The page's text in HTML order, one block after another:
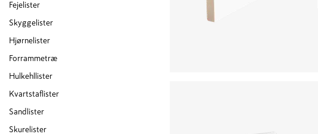
Fejelister
Skyggelister
Hjørnelister
Forrammetræ
Hulkehllister
Kvartstaflister
Sandlister
Skurelister